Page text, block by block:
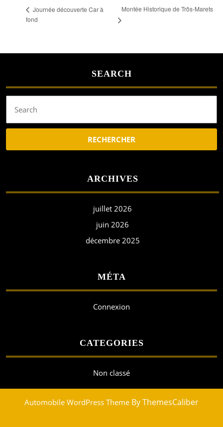
Journée découverte Car à
fond
Montée Historique de Trôs-Marets
SEARCH
for:
ARCHIVES
juillet 2026
juin 2026
décembre 2025
MÉTA
Connexion
CATEGORIES
Non classé
Automobile WordPress Theme By ThemesCaliber